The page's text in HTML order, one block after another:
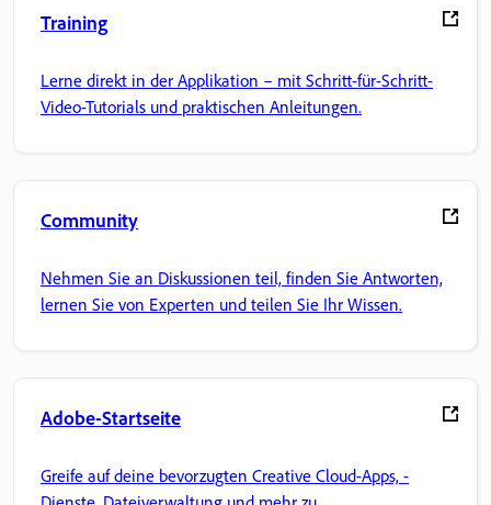
Training
Lerne direkt in der Applikation – mit Schritt-für-Schritt-
Video-Tutorials und praktischen Anleitungen.
Community
Nehmen Sie an Diskussionen teil, finden Sie Antworten,
lernen Sie von Experten und teilen Sie Ihr Wissen.
Adobe-Startseite
Greife auf deine bevorzugten Creative Cloud-Apps, -